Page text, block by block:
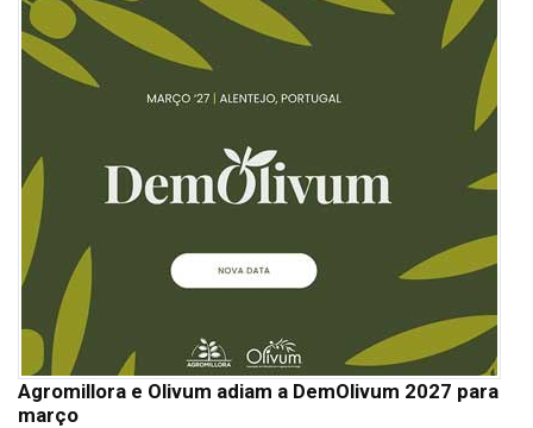
Agromillora e Olivum adiam a DemOlivum 2027 para
março